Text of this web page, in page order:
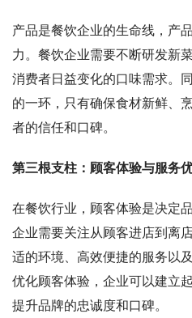
产品是餐饮企业的生命线，产
力。餐饮企业需要不断研发新
消费者日益变化的口味需求。
的一环，只有确保食材新鲜、
者的信任和口碑。
第三根支柱：顾客体验与服务
在餐饮行业，顾客体验是决定
企业需要关注从顾客进店到离
适的环境、高效便捷的服务以
优化顾客体验，企业可以建立
提升品牌的忠诚度和口碑。